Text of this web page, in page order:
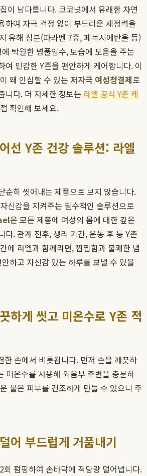
이 남다릅니다. 코코넛에서 유래한 자연
하여 자극 걱정 없이 부드러운 세정력을
유해 성분(파라벤 7종, 페녹시에탄올 등)
탁월한 병풀잎수, 보습에 도움을 주는
여 민감한 Y존을 편안하게 케어합니다. 이
이 왜 안심할 수 있는 저자극 여성청결제로
니다. 더 자세한 정보는 라엘 공식 Y존 케
확인해 보세요.
선 Y존 건강 솔루션: 라엘
순히 씻어내는 제품으로 보지 않습니다.
신감을 지켜주는 필수적인 솔루션으로
은 모든 제품에 여성의 몸에 대한 깊은
다. 관계 전후, 생리 기간, 운동 후 등 Y존
에 라엘과 함께라면, 찝찝함과 불쾌한 냄
하고 자신감 있는 하루를 보낼 수 있을
하게 씻고 미온수로 Y존 적
한 손에서 비롯됩니다. 먼저 손을 깨끗하
미온수를 사용해 외음부 주변을 충분히
물은 피부를 건조하게 만들 수 있으니 주
어 부드럽게 거품내기
펌핑하여 손바닥에 적당량 덜어냅니다.